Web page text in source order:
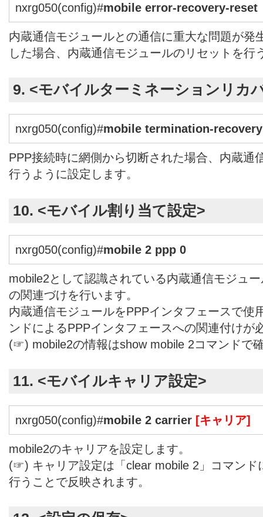
nxrg050(config)#mobile error-recovery-reset
内蔵通信モジュールとの通信に重大な問題が発
した場合、内蔵通信モジュールのリセットを行
9. <モバイルターミネーションリカ
nxrg050(config)#mobile termination-
PPP接続時に網側から切断された場合、内蔵通
行うように設定します。
10. <モバイル割り当て設定>
nxrg050(config)#mobile 2 ppp 0
mobile2として認識されている内蔵通信モジュ
の関連づけを行います。
内蔵通信モジュールをPPPインタフェースで使
ンドによるPPPインタフェースへの関連付けが
(☞) mobile2の情報はshow mobile 2コマンドで
11. <モバイルキャリア設定>
nxrg050(config)#mobile 2 carrier [キャリア]
mobile2のキャリアを設定します。
(☞) キャリア設定は「clear mobile 2」コマンド
行うことで反映されます。